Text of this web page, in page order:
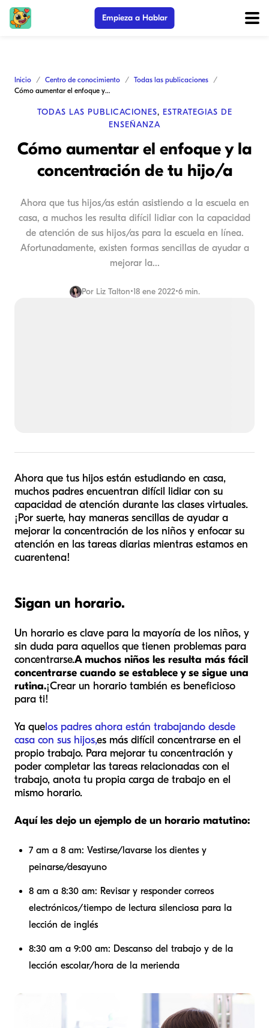
Empieza a Hablar
Inicio Centro de conocimiento
Todas las publicaciones
Cómo aumentar el enfoque y la concentración de tu hijo/a
TODAS LAS PUBLICACIONES, ESTRATEGIAS DE
ENSEÑANZA
Cómo aumentar el enfoque y la
concentración de tu hijo/a
Ahora que tus hijos/as están asistiendo a la escuela en
casa, a muchos les resulta difícil lidiar con la capacidad
de atención de sus hijos/as para la escuela en línea.
Afortunadamente, existen formas sencillas de ayudar a
mejorar la...
Por Liz Talton•18 ene 2022•6 min.
Ahora que tus hijos están estudiando en casa,
muchos padres encuentran difícil lidiar con su
capacidad de atención durante las clases virtuales.
¡Por suerte, hay maneras sencillas de ayudar a
mejorar la concentración de los niños y enfocar su
atención en las tareas diarias mientras estamos en
cuarentena!
Sigan un horario.
Un horario es clave para la mayoría de los niños, y
sin duda para aquellos que tienen problemas para
concentrarse.A muchos niños les resulta más fácil
concentrarse cuando se establece y se sigue una
rutina.¡Crear un horario también es beneficioso
para ti!
Ya quelos padres ahora están trabajando desde
casa con sus hijos,es más difícil concentrarse en el
propio trabajo. Para mejorar tu concentración y
poder completar las tareas relacionadas con el
trabajo, anota tu propia carga de trabajo en el
mismo horario.
Aquí les dejo un ejemplo de un horario matutino:
7 am a 8 am: Vestirse/lavarse los dientes y
peinarse/desayuno
8 am a 8:30 am: Revisar y responder correos
electrónicos/tiempo de lectura silenciosa para la
lección de inglés
8:30 am a 9:00 am: Descanso del trabajo y de la
lección escolar/hora de la merienda